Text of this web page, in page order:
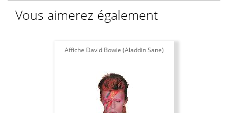
Vous aimerez également
Affiche David Bowie (Aladdin Sane)